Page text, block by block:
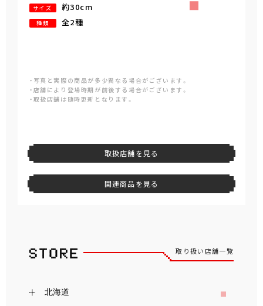
サイズ 約30cm
種類 全2種
・写真と実際の商品が多少異なる場合がございます。
・店舗により登場時期が前後する場合がございます。
・取扱店舗は随時更新となります。
取扱店舗を見る
関連商品を見る
取り扱い店舗一覧
北海道